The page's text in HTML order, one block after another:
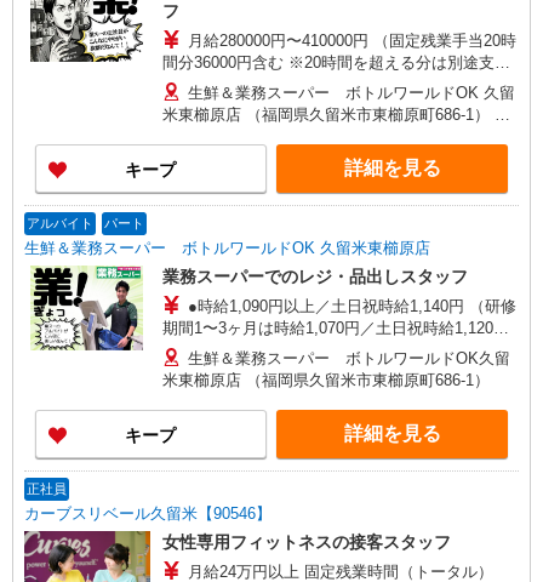
フ
月給280000円〜410000円 （固定残業手当20時
間分36000円含む ※20時間を超える分は別途支
給） ※経験による ※随時昇給あり ※研修期間3カ
月（月給256000円、みなし残業代20時間分34000
円含む） ※経験・能力次第で280000円以上でのス
タートあり ※交通費全額支給 ※賞与年２回（業績
及び評価により支給） ◆期間限定で入社祝い金
最大15万円 進呈◆ ※3カ月以上勤務いただけた方
とはございません
生鮮＆業務スーパー ボトルワールドOK 久留
米東櫛原店 （福岡県久留米市東櫛原町686-1） ※
定、エリア限定社員も可能です。
キープ 詳細を見る
アルバイト パート
生鮮＆業務スーパー ボトルワールドOK 久留米東櫛原店
業務スーパーでのレジ・品出しスタッフ
●時給1,090円以上／土日祝時給1,140円 （研修
期間1〜3ヶ月は時給1,070円／土日祝時給1,120
円） ●高校生：時給円1,070／土日祝時給1,120円
生鮮＆業務スーパー ボトルワールドOK久留
米東櫛原店 （福岡県久留米市東櫛原町686-1）
キープ 詳細を見る
正社員
カーブスリベール久留米【90546】
女性専用フィットネスの接客スタッフ
月給24万円以上 固定残業時間（トータル）